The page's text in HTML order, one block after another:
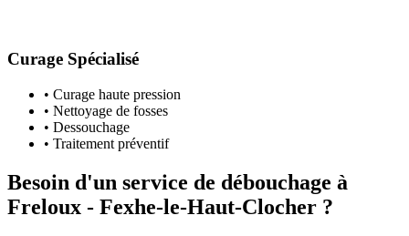
Curage Spécialisé
• Curage haute pression
• Nettoyage de fosses
• Dessouchage
• Traitement préventif
Besoin d'un service de débouchage à
Freloux - Fexhe-le-Haut-Clocher ?